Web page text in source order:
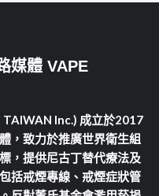
媒體 VAPE
TAIWAN Inc.) 成立於2017
，致力於推廣世界衛生組
，提供尼古丁替代療法及
括戒煙專線、戒煙症狀管